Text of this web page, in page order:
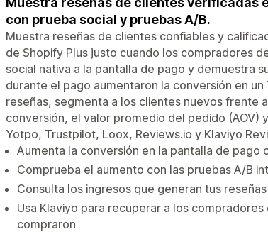
con prueba social y pruebas A/B.
Muestra reseñas de clientes confiables y
de Shopify Plus justo cuando los compradores
social nativa a la pantalla de pago y demuestra
durante el pago aumentaron la conversión en
reseñas, segmenta a los clientes nuevos frente
conversión, el valor promedio del pedido (AOV)
Yotpo, Trustpilot, Loox, Reviews.io y Klaviyo
Aumenta la conversión en la pantalla de pago
Comprueba el aumento con las pruebas A/B
Consulta los ingresos que generan tus
Usa Klaviyo para recuperar a los
compraron